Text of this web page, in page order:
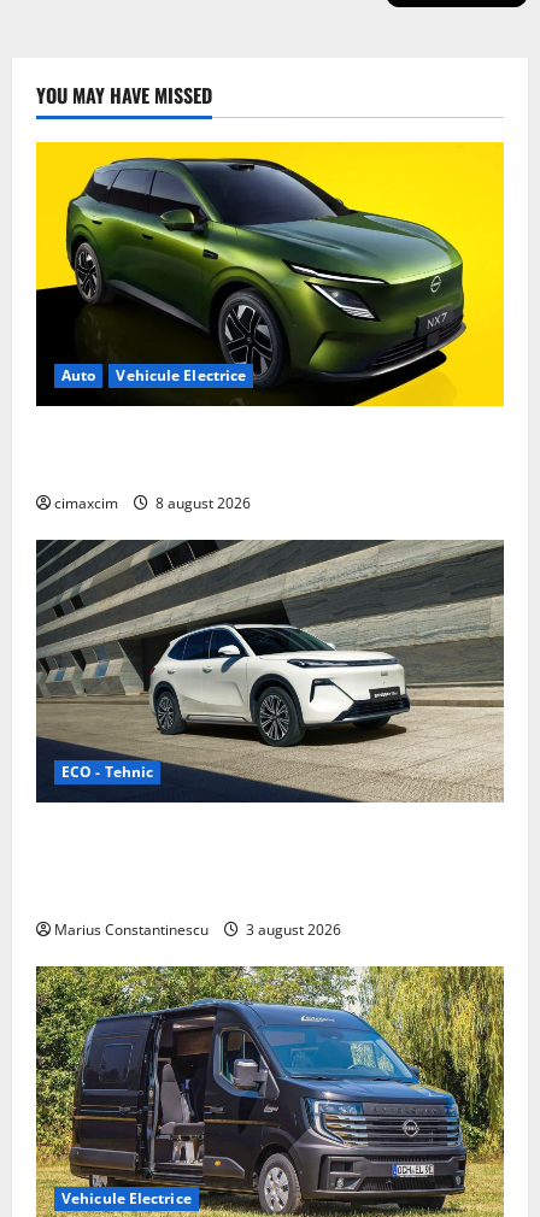
YOU MAY HAVE MISSED
Auto Vehicule Electrice
cimaxcim 8 august 2026
ECO - Tehnic
Marius Constantinescu 3 august 2026
Vehicule Electrice